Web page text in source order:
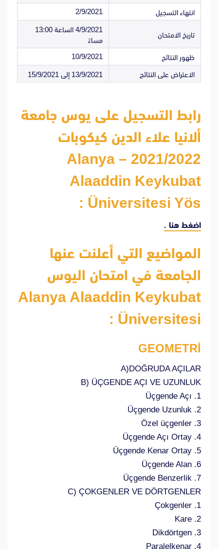
انتهاء التسجيل 2/9/2021
تاريخ الامتحان
4/9/2021 الساعة 13:00
مساءً
ظهور النتائج 10/9/2021
الاعتراض على النتائج 13/9/2021 إلى 15/9/2021
رابط التسجيل على يوس جامعة
ألانيا علاء الدين كيكوبات
2021/2022 – Alanya
Alaaddin Keykubat
Üniversitesi Yös :
اضغط هنا .
المواضيع التي أعلنت عنها
الجامعة في امتحان اليوس
Alanya Alaaddin Keykubat
Üniversitesi :
GEOMETRİ
A)DOĞRUDA AÇILAR
B) ÜÇGENDE AÇI VE UZUNLUK
1. Üçgende Açı
2. Üçgende Uzunluk
3. Özel üçgenler
4. Üçgende Açı Ortay
5. Üçgende Kenar Ortay
6. Üçgende Alan
7. Üçgende Benzerlik
C) ÇOKGENLER VE DÖRTGENLER
1. Çokgenler
2. Kare
3. Dikdörtgen
4. Paralelkenar